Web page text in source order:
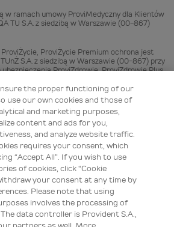
w ramach umowy ProviMedyczny dla Klientów
TU S.A. z siedzibą w Warszawie (00-867)
ProviŻycie Premium ochrona jest
S.A. z siedzibą w Warszawie (00-867) przy
ubezpieczenia ProviZdrowie, ProviZdrowie Plus
w Warszawie (00-867) przy ul. Chłodnej
ProviŻyj Zdrowo oraz ŻyjZdrowo Plus,
UNIQA TUnŻ S.A. z siedzibą w Warszawie
oraz przez UNIQA TU S.A. z siedzibą w
Chłodnej 51.
ubezpieczeniowym wpisanym do
pod numerem RAU 11235060/A.
1 miejsce w kategorii Instytucja Pożyczkowa
2024 w dniu 15.02.2024 r. Szczegóły są
loanmagazine.pl/provident-polska-
loan-magazine-awards-2024/. Nagroda
od Provident Polska SA.
the proper functioning of our
use our own cookies and those of
and marketing purposes,
content and ads for you,
and analyze website traffic.
requires your consent, which
“Accept All”. If you wish to use
of cookies, click “Cookie
your consent at any time by
Please note that using
involves the processing of
data controller is Provident S.A.,